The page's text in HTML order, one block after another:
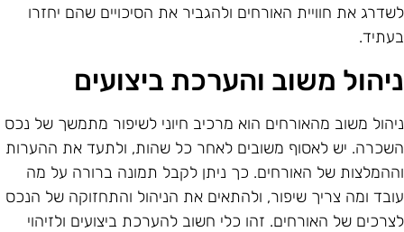
את חוויית האורחים ולהגביר את הסיכויים שהם יחזרו
משוב והערכת ביצועים
משוב מהאורחים הוא מרכיב חיוני לשיפור מתמשך של נכס
יש לאסוף משובים לאחר כל שהות, ולתעד את ההערות
של האורחים. כך ניתן לקבל תמונה ברורה על מה
ומה צריך שיפור, ולהתאים את הניהול והתחזוקה של הנכס
של האורחים. זהו כלי חשוב להערכת ביצועים ולזיהוי